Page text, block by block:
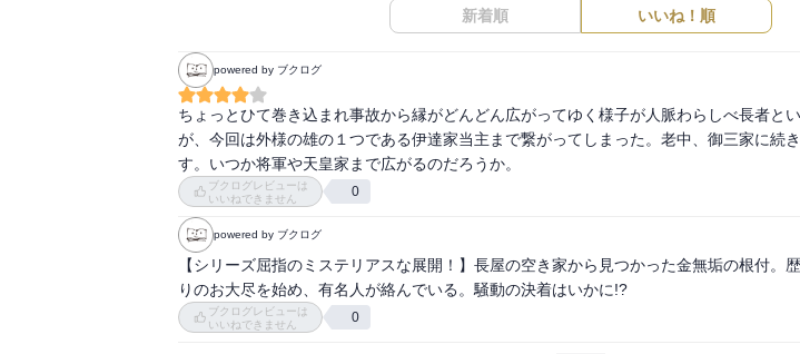
新着順 いいね！順
powered by ブクログ
ちょっとひて巻き込まれ事故から縁がどんどん広がってゆく様子が人脈わらしべ長者と
が、今回は外様の雄の１つである伊達家当主まで繋がってしまった。老中、御三家に続
す。いつか将軍や天皇家まで広がるのだろうか。
ブクログレビューは
いいねできません
0
powered by ブクログ
【シリーズ屈指のミステリアスな展開！】長屋の空き家から見つかった金無垢の根付。
りのお大尽を始め、有名人が絡んでいる。騒動の決着はいかに!?
ブクログレビューは
いいねできません
0